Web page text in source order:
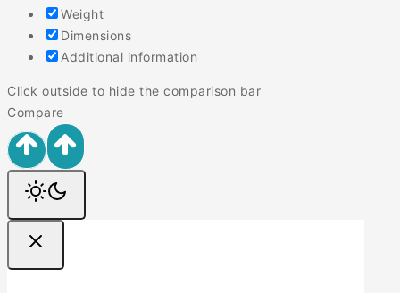
Weight
Dimensions
Additional information
Click outside to hide the comparison bar
Compare